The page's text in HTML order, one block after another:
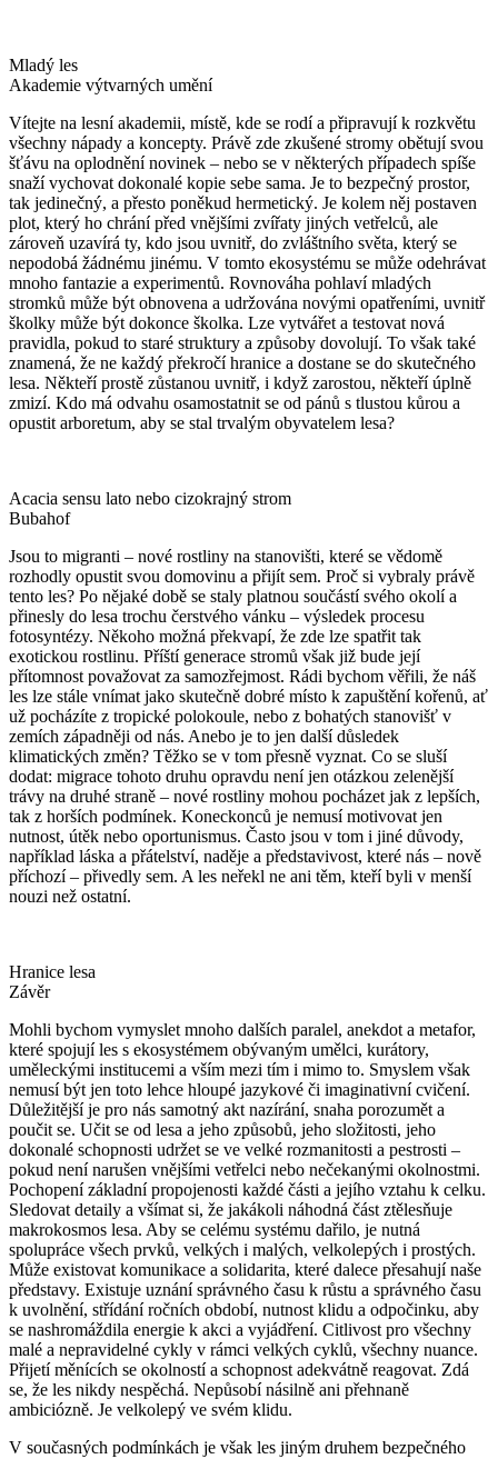
Mladý les
Akademie výtvarných umění
Vítejte na lesní akademii, místě, kde se rodí a připravují k rozkvětu
všechny nápady a koncepty. Právě zde zkušené stromy obětují svou
šťávu na oplodnění novinek – nebo se v některých případech spíše
snaží vychovat dokonalé kopie sebe sama. Je to bezpečný prostor,
tak jedinečný, a přesto poněkud hermetický. Je kolem něj postaven
plot, který ho chrání před vnějšími zvířaty jiných vetřelců, ale
zároveň uzavírá ty, kdo jsou uvnitř, do zvláštního světa, který se
nepodobá žádnému jinému. V tomto ekosystému se může odehrávat
mnoho fantazie a experimentů. Rovnováha pohlaví mladých
stromků může být obnovena a udržována novými opatřeními, uvnitř
školky může být dokonce školka. Lze vytvářet a testovat nová
pravidla, pokud to staré struktury a způsoby dovolují. To však také
znamená, že ne každý překročí hranice a dostane se do skutečného
lesa. Někteří prostě zůstanou uvnitř, i když zarostou, někteří úplně
zmizí. Kdo má odvahu osamostatnit se od pánů s tlustou kůrou a
opustit arboretum, aby se stal trvalým obyvatelem lesa?
Acacia sensu lato nebo cizokrajný strom
Bubahof
Jsou to migranti – nové rostliny na stanovišti, které se vědomě
rozhodly opustit svou domovinu a přijít sem. Proč si vybraly právě
tento les? Po nějaké době se staly platnou součástí svého okolí a
přinesly do lesa trochu čerstvého vánku – výsledek procesu
fotosyntézy. Někoho možná překvapí, že zde lze spatřit tak
exotickou rostlinu. Příští generace stromů však již bude její
přítomnost považovat za samozřejmost. Rádi bychom věřili, že náš
les lze stále vnímat jako skutečně dobré místo k zapuštění kořenů, ať
už pocházíte z tropické polokoule, nebo z bohatých stanovišť v
zemích západněji od nás. Anebo je to jen další důsledek
klimatických změn? Těžko se v tom přesně vyznat. Co se sluší
dodat: migrace tohoto druhu opravdu není jen otázkou zelenější
trávy na druhé straně – nové rostliny mohou pocházet jak z lepších,
tak z horších podmínek. Koneckonců je nemusí motivovat jen
nutnost, útěk nebo oportunismus. Často jsou v tom i jiné důvody,
například láska a přátelství, naděje a představivost, které nás – nově
příchozí – přivedly sem. A les neřekl ne ani těm, kteří byli v menší
nouzi než ostatní.
Hranice lesa
Závěr
Mohli bychom vymyslet mnoho dalších paralel, anekdot a metafor,
které spojují les s ekosystémem obývaným umělci, kurátory,
uměleckými institucemi a vším mezi tím i mimo to. Smyslem však
nemusí být jen toto lehce hloupé jazykové či imaginativní cvičení.
Důležitější je pro nás samotný akt nazírání, snaha porozumět a
poučit se. Učit se od lesa a jeho způsobů, jeho složitosti, jeho
dokonalé schopnosti udržet se ve velké rozmanitosti a pestrosti –
pokud není narušen vnějšími vetřelci nebo nečekanými okolnostmi.
Pochopení základní propojenosti každé části a jejího vztahu k celku.
Sledovat detaily a všímat si, že jakákoli náhodná část ztělesňuje
makrokosmos lesa. Aby se celému systému dařilo, je nutná
spolupráce všech prvků, velkých i malých, velkolepých i prostých.
Může existovat komunikace a solidarita, které dalece přesahují naše
představy. Existuje uznání správného času k růstu a správného času
k uvolnění, střídání ročních období, nutnost klidu a odpočinku, aby
se nashromáždila energie k akci a vyjádření. Citlivost pro všechny
malé a nepravidelné cykly v rámci velkých cyklů, všechny nuance.
Přijetí měnících se okolností a schopnost adekvátně reagovat. Zdá
se, že les nikdy nespěchá. Nepůsobí násilně ani přehnaně
ambiciózně. Je velkolepý ve svém klidu.
V současných podmínkách je však les jiným druhem bezpečného